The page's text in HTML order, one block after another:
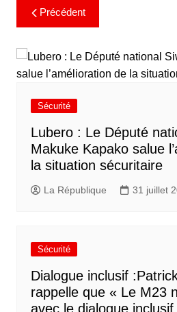
Précédent
Sécurité
Lubero : Le Député
Makuke Kapako salue
la situation sécuritaire
La République 31 juillet
Sécurité
Dialogue inclusif
rappelle que « Le M23
avec le dialogue